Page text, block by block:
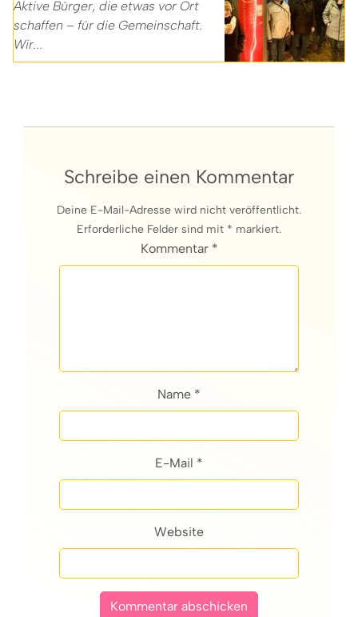
Aktive Bürger, die etwas vor Ort
schaffen – für die Gemeinschaft.
Wir...
Schreibe einen Kommentar
Deine E-Mail-Adresse wird nicht veröffentlicht.
Erforderliche Felder sind mit * markiert.
Kommentar *
Name *
E-Mail *
Website